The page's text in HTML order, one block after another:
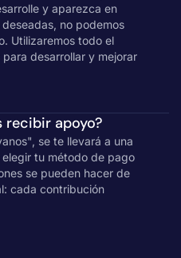
y aparezca en
no podemos
Utilizaremos todo el
desarrollar y mejorar
recibir apoyo?
se te llevará a una
tu método de pago
se pueden hacer de
cada contribución